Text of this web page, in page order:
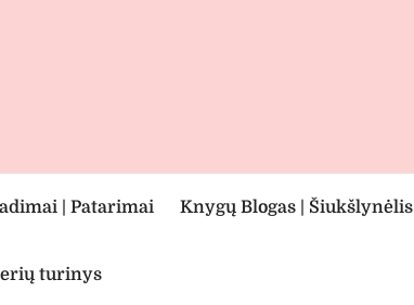
| Patarimai Knygų Blogas | Šiukšlynėlis
turinys